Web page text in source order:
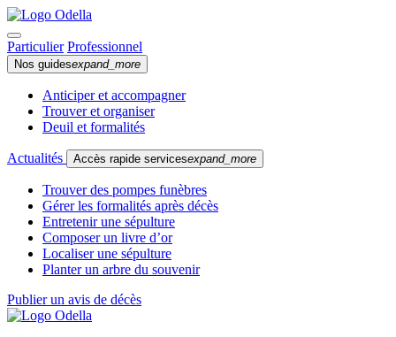
Particulier Professionnel
Nos guidesexpand_more
Anticiper et accompagner
Trouver et organiser
Deuil et formalités
Actualités Accès rapide servicesexpand_more
Trouver des pompes funèbres
Gérer les formalités après décès
Entretenir une sépulture
Composer un livre d’or
Localiser une sépulture
Planter un arbre du souvenir
Publier un avis de décès